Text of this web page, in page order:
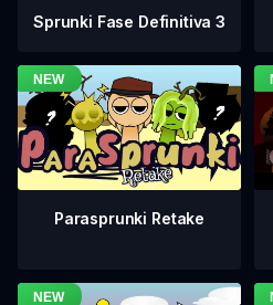
Sprunki Fase Definitiva 3
Parasprunki Retake